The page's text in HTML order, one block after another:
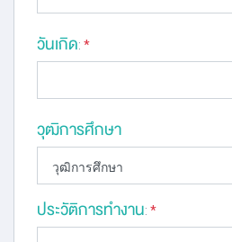
วันเกิด: *
วุฒิการศึกษา
ประวัติการทำงาน: *